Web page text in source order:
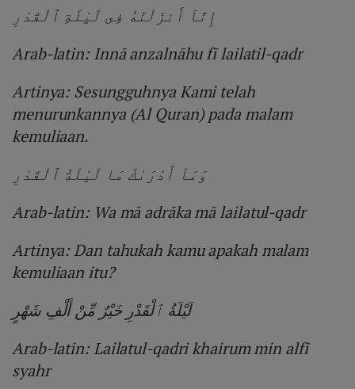
إِنَّآ أَنزَلْنَٰهُ فِى لَيْلَةِ ٱلْقَدْرِ
Arab-latin: Innā anzalnāhu fī lailatil-qadr
Artinya: Sesungguhnya Kami telah
menurunkannya (Al Quran) pada malam
kemuliaan.
وَمَآ أَدْرَىٰكَ مَا لَيْلَةُ ٱلْقَدْرِ
Arab-latin: Wa mā adrāka mā lailatul-qadr
Artinya: Dan tahukah kamu apakah malam
kemuliaan itu?
لَيْلَةُ ٱلْقَدْرِ خَيْرٌ مِّنْ أَلْفِ شَهْرٍ
Arab-latin: Lailatul-qadri khairum min alfi
syahr